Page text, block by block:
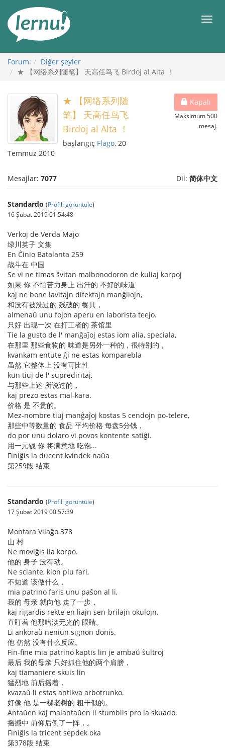
Görüntüleme
Forum:
Diğer şeyler
★ 【网络系列随笔】 天高任鸟飞 Birdoj al Alta ！
Kapalı
Maksimum 500
mesaj.
★ 【网络系列随
笔】 天高任鸟飞
Birdoj al Alta ！
başlangıç Flago, 20
Temmuz 2010
Mesajlar: 7077 Dil: 简体中文
Standardo (Profili görüntüle)
16 Şubat 2019 01:54:48
Verkoj de Verda Majo
绿川英子 文集
En Ĉinio Batalanta 259
战斗在 中国
Se vi ne timas ŝvitan malbonodoron de kuliaj korpoj
如果 你 不怕苦力身上 出汗的 不好的味道
kaj ne bone lavitajn difektajn manĝilojn,
和没有被洗过的 残破的 餐具，
almenaŭ unu fojon aperu en laborista teejo.
只好 出现一次 在打工者的 茶馆里
Tie la gusto de l' manĝaĵoj estas iom alia, speciala,
在那里 那些食物的 味道是另外一种的，很特别的，
kvankam entute ĝi ne estas komparebla
虽然 它整体上 没有可比性
kun tiuj de l' suprediritaj,
与那些上述 所说过的，
kaj prezo estas mal-kara.
价格 是 不贵的。
Mez-nombre tiuj manĝaĵoj kostas 5 cendojn po-telere,
那些中等数量的 食品 平均价格 每盘5分钱，
do por unu dolaro vi povos kontente satiĝi.
用一元钱 你 将满意地 吃饱...
Finiĝis la ducent kvindek naŭa
第259段 结束
Standardo (Profili görüntüle)
17 Şubat 2019 00:57:39
Montara Vilaĝo 378
山 村
Ne moviĝis lia korpo.
他的 身子 没有动。
Ne sciante, kion plu fari,
不知道 该做什么，
mia patrino faris unu paŝon al li,
我的 母亲 就向他 走了一步，
kaj rigardis rekte en liajn sen-brilajn okulojn.
直盯着 他那暗淡无光的 眼睛。
Li ankoraŭ neniun signon donis.
他 仍然 没有什么反应。
Fin-fine mia patrino kaptis lin je ambaŭ ŝultroj
最后 我的母亲 只好抓住他的两个肩膀，
kaj tiamaniere skuis lin
猛烈地 前后摇着，
kvazaŭ li estas antikva arbotrunko.
好像 他 是一棵老树的 粗干似的。
Antaŭen kaj malantaŭen li stumblis pro la skuado.
摇撼中 前仰后倒了一阵，。
Finiĝis la tricent sepdek oka
第378段 结束